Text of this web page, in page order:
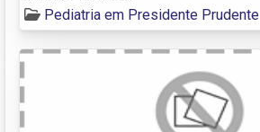
Pediatria em Presidente Prudente